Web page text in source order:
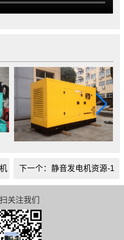
下一个：静音发电机资源-1
关注我们